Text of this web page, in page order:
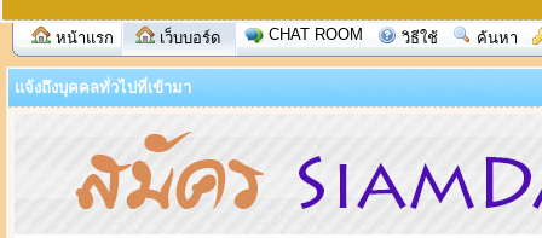
หน้าแรก เว็บบอร์ด CHAT ROOM วิธีใช้ ค้นหา
แจ้งถึงบุคคลทั่วไปที่เข้ามา